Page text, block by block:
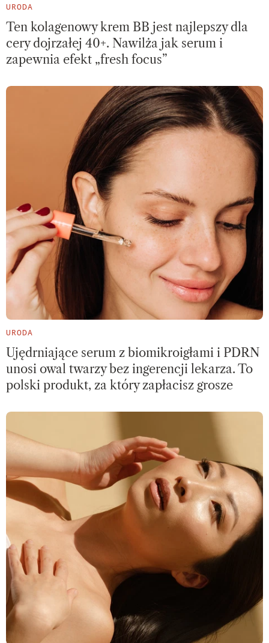
URODA
Ten kolagenowy krem BB jest najlepszy dla
cery dojrzałej 40+. Nawilża jak serum i
zapewnia efekt „fresh focus”
URODA
Ujędrniające serum z biomikroigłami i PDRN
unosi owal twarzy bez ingerencji lekarza. To
polski produkt, za który zapłacisz grosze